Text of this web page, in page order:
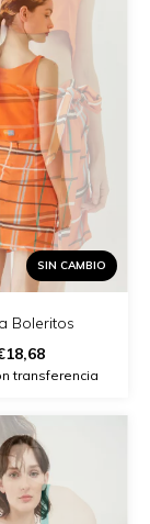
SIN CAMBIO
Boleritos
transferencia